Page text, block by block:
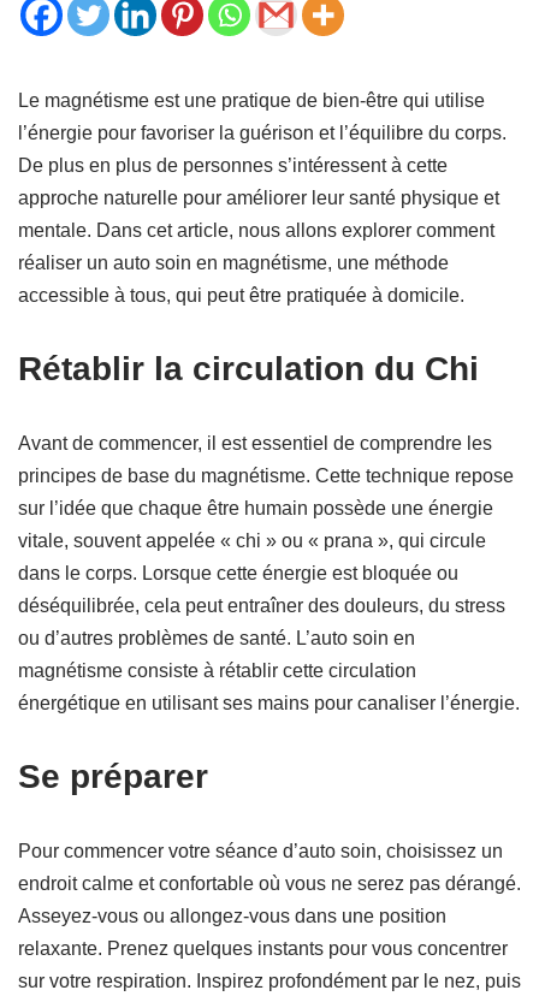
Le magnétisme est une pratique de bien-être qui utilise
l’énergie pour favoriser la guérison et l’équilibre du corps.
De plus en plus de personnes s’intéressent à cette
approche naturelle pour améliorer leur santé physique et
mentale. Dans cet article, nous allons explorer comment
réaliser un auto soin en magnétisme, une méthode
accessible à tous, qui peut être pratiquée à domicile.
Rétablir la circulation du Chi
Avant de commencer, il est essentiel de comprendre les
principes de base du magnétisme. Cette technique repose
sur l’idée que chaque être humain possède une énergie
vitale, souvent appelée « chi » ou « prana », qui circule
dans le corps. Lorsque cette énergie est bloquée ou
déséquilibrée, cela peut entraîner des douleurs, du stress
ou d’autres problèmes de santé. L’auto soin en
magnétisme consiste à rétablir cette circulation
énergétique en utilisant ses mains pour canaliser l’énergie.
Se préparer
Pour commencer votre séance d’auto soin, choisissez un
endroit calme et confortable où vous ne serez pas dérangé.
Asseyez-vous ou allongez-vous dans une position
relaxante. Prenez quelques instants pour vous concentrer
sur votre respiration. Inspirez profondément par le nez, puis